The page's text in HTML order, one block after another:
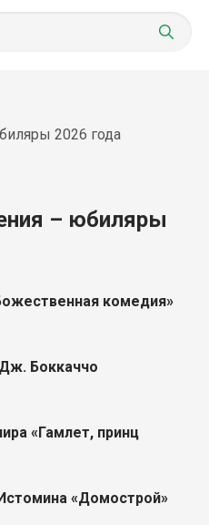
2026 года
– юбиляры
комедия»
Дж. Боккаччо
«Гамлет, принц
«Домострой»